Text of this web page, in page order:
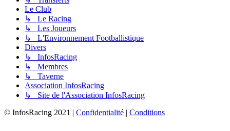
Le Club
↳ Le Racing
↳ Les Joueurs
↳ L'Environnement Footballistique
Divers
↳ InfosRacing
↳ Membres
↳ Taverne
Association InfosRacing
↳ Site de l'Association InfosRacing
© InfosRacing 2021 | Confidentialité | Conditions